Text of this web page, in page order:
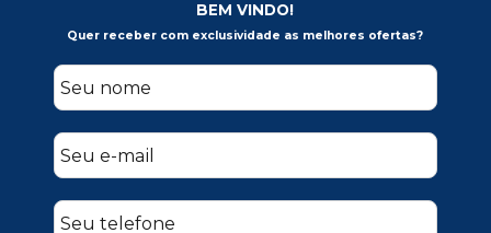
BEM VINDO!
Quer receber com exclusividade as melhores ofertas?